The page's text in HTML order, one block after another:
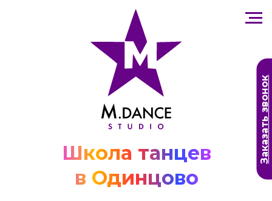
Школа танцев
в Одинцово
Заказать звонок